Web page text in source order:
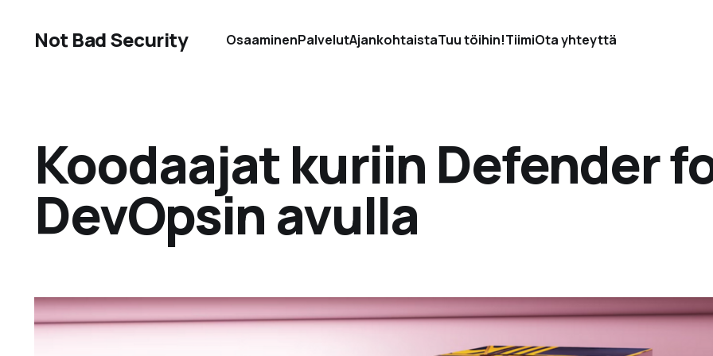
Not Bad Security OsaaminenPalvelutAjankohtaistaTuu töihin!TiimiOta yhteyttä
Koodaajat kuriin Defender
DevOpsin avulla